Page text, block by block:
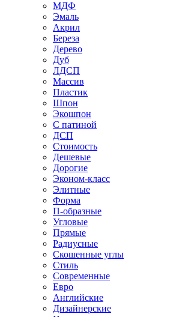
МДФ
Эмаль
Акрил
Береза
Дерево
Дуб
ЛДСП
Массив
Пластик
Шпон
Экошпон
С патиной
ДСП
Стоимость
Дешевые
Дорогие
Эконом-класс
Элитные
Форма
П-образные
Угловые
Прямые
Радиусные
Скошенные углы
Стиль
Современные
Евро
Английские
Дизайнерские